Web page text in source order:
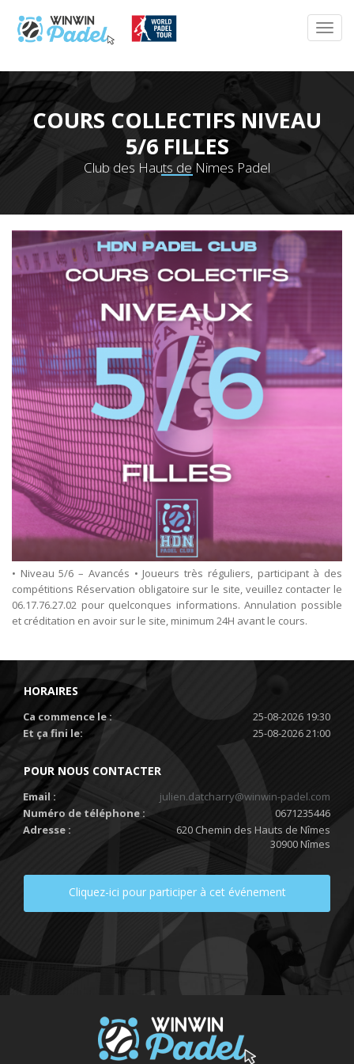
COURS COLLECTIFS NIVEAU
5/6 FILLES
Club des Hauts de Nimes Padel
• Niveau 5/6 – Avancés • Joueurs très réguliers, participant à des
compétitions Réservation obligatoire sur le site, veuillez contacter le
06.17.76.27.02 pour quelconques informations. Annulation possible
et créditation en avoir sur le site, minimum 24H avant le cours.
HORAIRES
Ca commence le :
25-08-2026 19:30
Et ça fini le:
25-08-2026 21:00
POUR NOUS CONTACTER
Email :
julien.datcharry@winwin-padel.com
Numéro de téléphone :
0671235446
Adresse :
620 Chemin des Hauts de Nîmes
30900 Nîmes
Cliquez-ici pour participer à cet événement